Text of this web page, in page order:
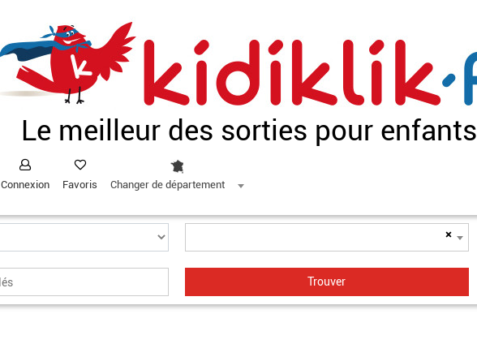
Le meilleur des sorties pour enfants
Connexion Favoris Changer de département
×